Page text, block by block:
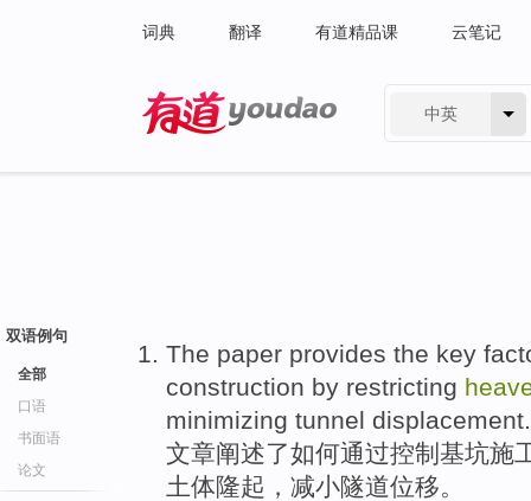
词典 翻译 有道精品课 云笔记
中英
双语例句
全部
口语
书面语
论文
The paper provides the key
construction by restricting
minimizing tunnel displacement.
文章阐述了如何通过控制 基坑施
土体隆起 ， 减小隧道位移。